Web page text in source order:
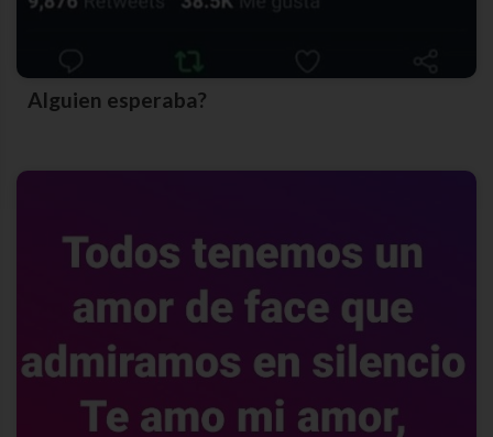
Alguien esperaba?